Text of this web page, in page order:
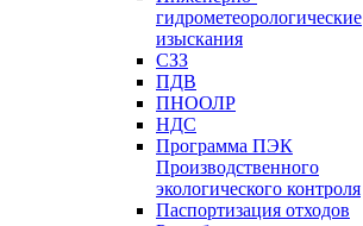
гидрометеорологические
изыскания
СЗЗ
ПДВ
ПНООЛР
НДС
Программа ПЭК
Производственного
экологического контроля
Паспортизация отходов